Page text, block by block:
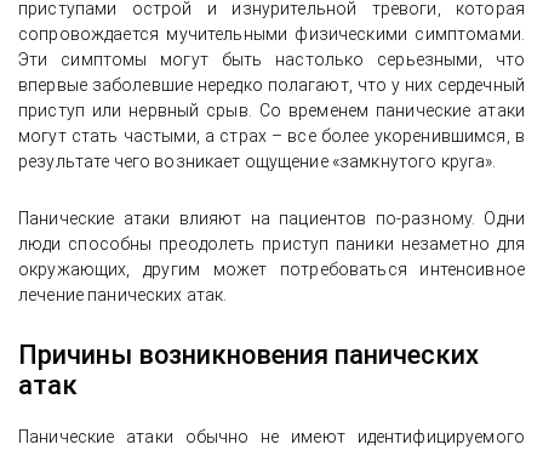
приступами острой и изнурительной тревоги, которая
сопровождается мучительными физическими симптомами.
Эти симптомы могут быть настолько серьезными, что
впервые заболевшие нередко полагают, что у них сердечный
приступ или нервный срыв. Со временем панические атаки
могут стать частыми, а страх – все более укоренившимся, в
результате чего возникает ощущение «замкнутого круга».
Панические атаки влияют на пациентов по-разному. Одни
люди способны преодолеть приступ паники незаметно для
окружающих, другим может потребоваться интенсивное
лечение панических атак.
Причины возникновения панических
атак
Панические атаки обычно не имеют идентифицируемого